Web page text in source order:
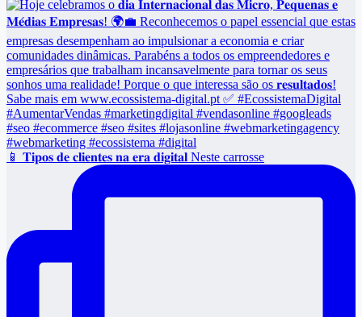
📱 𝐓𝐢𝐩𝐨𝐬 𝐝𝐞 𝐜𝐥𝐢𝐞𝐧𝐭𝐞𝐬 𝐧𝐚 𝐞𝐫𝐚 𝐝𝐢𝐠𝐢𝐭𝐚𝐥 Neste carrosse